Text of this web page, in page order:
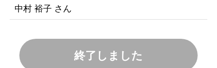
中村 裕子 さん
終了しました